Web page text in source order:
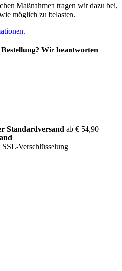
Maßnahmen tragen wir dazu bei,
möglich zu belasten.
Wir beantworten
Standardversand ab € 54,90
SSL-Verschlüsselung